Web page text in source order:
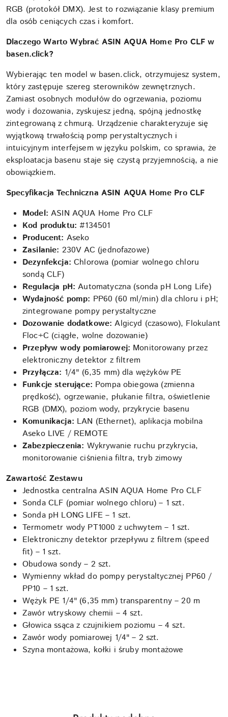
RGB (protokół DMX). Jest to rozwiązanie klasy premium
dla osób ceniących czas i komfort.
Dlaczego Warto Wybrać ASIN AQUA Home Pro CLF w
basen.click?
Wybierając ten model w basen.click, otrzymujesz system,
który zastępuje szereg sterowników zewnętrznych.
Zamiast osobnych modułów do ogrzewania, poziomu
wody i dozowania, zyskujesz jedną, spójną jednostkę
zintegrowaną z chmurą. Urządzenie charakteryzuje się
wyjątkową trwałością pomp perystaltycznych i
intuicyjnym interfejsem w języku polskim, co sprawia, że
eksploatacja basenu staje się czystą przyjemnością, a nie
obowiązkiem.
Specyfikacja Techniczna ASIN AQUA Home Pro CLF
Model: ASIN AQUA Home Pro CLF
Kod produktu: #134501
Producent: Aseko
Zasilanie: 230V AC (jednofazowe)
Dezynfekcja: Chlorowa (pomiar wolnego chloru
sondą CLF)
Regulacja pH: Automatyczna (sonda pH Long Life)
Wydajność pomp: PP60 (60 ml/min) dla chloru i pH;
zintegrowane pompy perystaltyczne
Dozowanie dodatkowe: Algicyd (czasowo), Flokulant
Floc+C (ciągłe, wolne dozowanie)
Przepływ wody pomiarowej: Monitorowany przez
elektroniczny detektor z filtrem
Przyłącza: 1/4" (6,35 mm) dla wężyków PE
Funkcje sterujące: Pompa obiegowa (zmienna
prędkość), ogrzewanie, płukanie filtra, oświetlenie
RGB (DMX), poziom wody, przykrycie basenu
Komunikacja: LAN (Ethernet), aplikacja mobilna
Aseko LIVE / REMOTE
Zabezpieczenia: Wykrywanie ruchu przykrycia,
monitorowanie ciśnienia filtra, tryb zimowy
Zawartość Zestawu
Jednostka centralna ASIN AQUA Home Pro CLF
Sonda CLF (pomiar wolnego chloru) – 1 szt.
Sonda pH LONG LIFE – 1 szt.
Termometr wody PT1000 z uchwytem – 1 szt.
Elektroniczny detektor przepływu z filtrem (speed
fit) – 1 szt.
Obudowa sondy – 2 szt.
Wymienny wkład do pompy perystaltycznej PP60 /
PP10 – 1 szt.
Wężyk PE 1/4" (6,35 mm) transparentny – 20 m
Zawór wtryskowy chemii – 4 szt.
Głowica ssąca z czujnikiem poziomu – 4 szt.
Zawór wody pomiarowej 1/4" – 2 szt.
Szyna montażowa, kołki i śruby montażowe